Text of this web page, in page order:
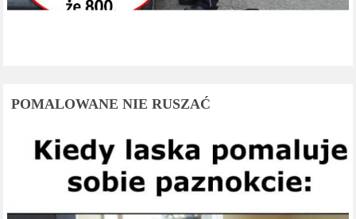
POMALOWANE NIE RUSZAĆ